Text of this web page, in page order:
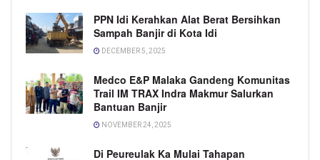
PPN Idi Kerahkan Alat Berat Bersihkan
Sampah Banjir di Kota Idi
DECEMBER 5, 2025
Medco E&P Malaka Gandeng Komunitas
Trail IM TRAX Indra Makmur Salurkan
Bantuan Banjir
NOVEMBER 24, 2025
Di Peureulak Ka Mulai Tahapan